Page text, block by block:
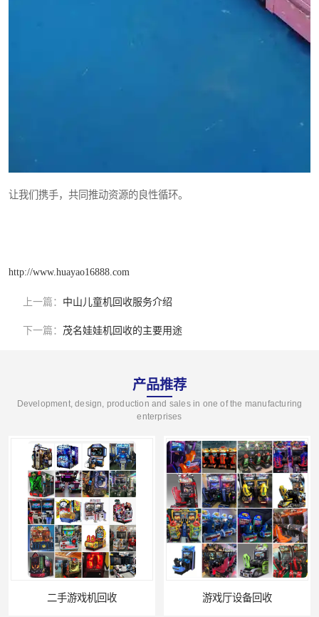
让我们携手，共同推动资源的良性循环。
http://www.huayao16888.com
上一篇： 中山儿童机回收服务介绍
下一篇： 茂名娃娃机回收的主要用途
产品推荐
Development, design, production and sales in one of the manufacturing
enterprises
二手游戏机回收 游戏厅设备回收